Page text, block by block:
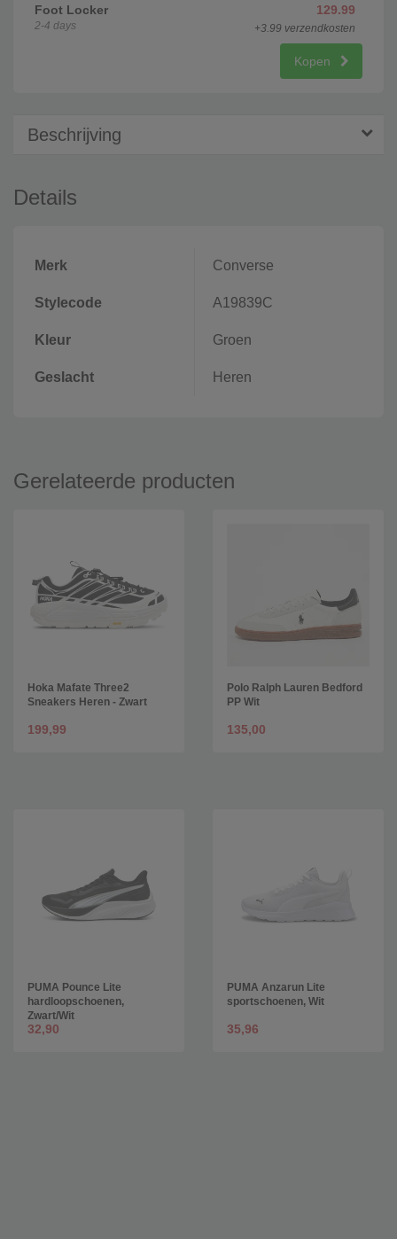
Foot Locker
2-4 days
129.99
+3.99 verzendkosten
Kopen
Beschrijving
Details
Merk Converse
Stylecode A19839C
Kleur Groen
Geslacht Heren
Gerelateerde producten
Hoka Mafate Three2
Sneakers Heren - Zwart
199,99
Polo Ralph Lauren Bedford
PP Wit
135,00
PUMA Pounce Lite
hardloopschoenen,
Zwart/Wit
32,90
PUMA Anzarun Lite
sportschoenen, Wit
35,96